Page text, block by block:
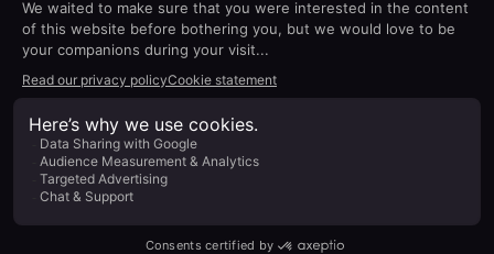
to their sales reps. We don’t want it to be
restrictive; on the contrary. The idea is to show
problems and help you in your daily activities.
This academy is one of the support elements that
we have created just for you. But don’t forget that
there's also:
A Help Center for all your technical questions